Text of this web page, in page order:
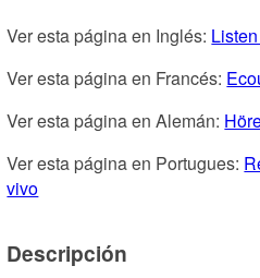
Ver esta página en Inglés:
Ver esta página en Francés:
Ver esta página en Alemán:
Ver esta página en Portugues:
vivo
Descripción